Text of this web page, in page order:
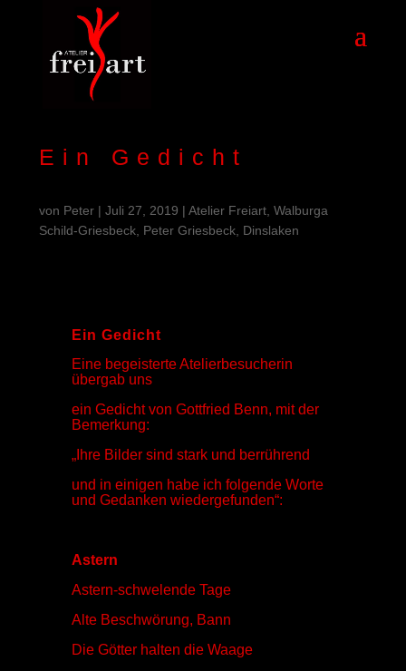
Ein Gedicht
von Peter| Juli 27, 2019 | Atelier Freiart, Walburga
Schild-Griesbeck, Peter Griesbeck, Dinslaken
Ein Gedicht
Eine begeisterte Atelierbesucherin
übergab uns
ein Gedicht von Gottfried Benn, mit der
Bemerkung:
„Ihre Bilder sind stark und berrührend
und in einigen habe ich folgende Worte
und Gedanken wiedergefunden“:
Astern
Astern-schwelende Tage
Alte Beschwörung, Bann
Die Götter halten die Waage